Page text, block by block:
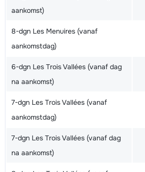
aankomst)
8-dgn Les Menuires (vanaf
aankomstdag)
6-dgn Les Trois Vallées (vanaf dag
na aankomst)
7-dgn Les Trois Vallées (vanaf
aankomstdag)
7-dgn Les Trois Vallées (vanaf dag
na aankomst)